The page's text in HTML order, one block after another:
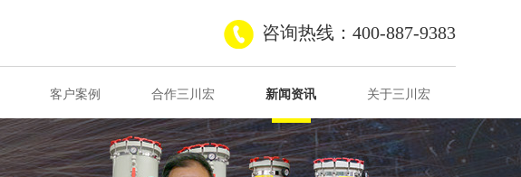
咨询热线：400-887-9383
客户案例 合作三川宏 新闻资讯 关于三川宏